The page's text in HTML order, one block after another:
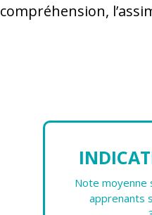
Note moyenne
apprenants